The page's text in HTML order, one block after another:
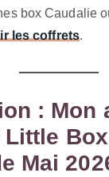
box Caudalie
les coffrets.
: Mon
Mai